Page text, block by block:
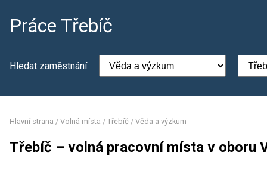
Práce Třebíč
Hledat zaměstnání
Hlavní strana / Volná místa / Třebíč / Věda a výzkum
Třebíč – volná pracovní místa v oboru